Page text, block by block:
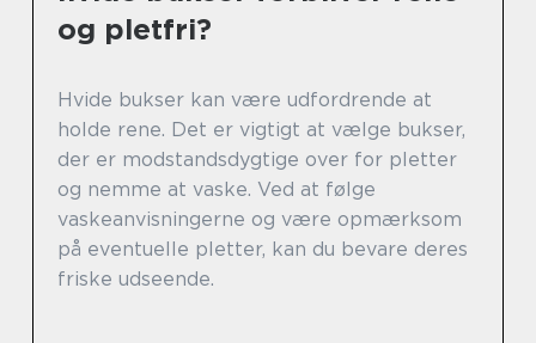
og pletfri?
Hvide bukser kan være udfordrende at
holde rene. Det er vigtigt at vælge bukser,
der er modstandsdygtige over for pletter
og nemme at vaske. Ved at følge
vaskeanvisningerne og være opmærksom
på eventuelle pletter, kan du bevare deres
friske udseende.